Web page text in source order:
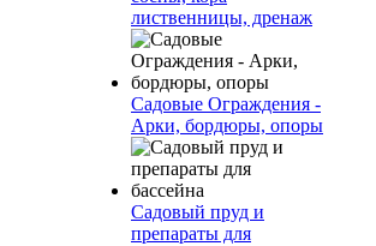
лиственницы, дренаж
Садовые Ограждения -
Арки, бордюры, опоры
Садовый пруд и
препараты для